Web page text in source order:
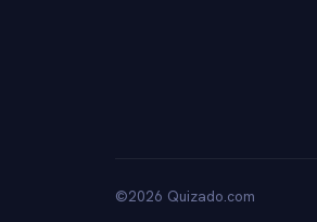
©2026 Quizado.com